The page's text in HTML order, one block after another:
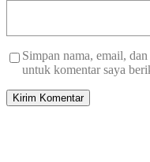
Simpan nama, email,
untuk komentar saya